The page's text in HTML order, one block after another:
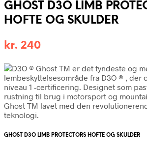
GHOST D3O LIMB
HOFTE OG SKULDER
kr. 240
GHOST D3O LIMB PROTECTORS HOFTE OG SKULDER